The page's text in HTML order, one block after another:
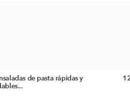
de pasta rápidas y